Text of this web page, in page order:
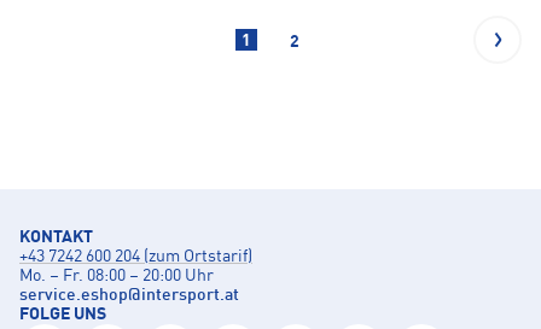
1 2
KONTAKT
+43 7242 600 204 (zum Ortstarif)
Mo. – Fr. 08:00 – 20:00 Uhr
service.eshop@intersport.at
FOLGE UNS